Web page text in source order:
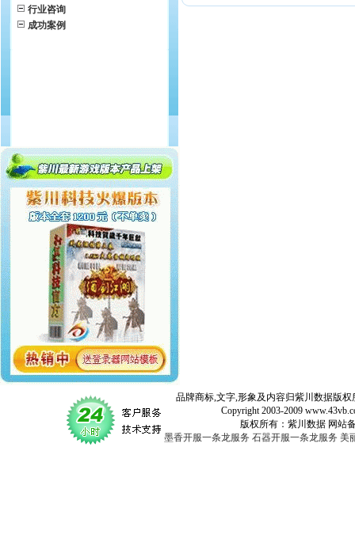
行业咨询
成功案例
品牌商标,文字,形象及内容归紫川数据版权
Copyright 2003-2009 www.43vb.com
版权所有：紫川数据 网站备案登
墨香开服一条龙服务 石器开服一条龙服务 美